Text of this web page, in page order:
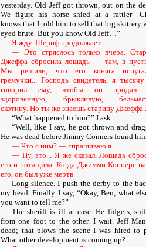
yesterday. Old Jeff got thrown, out on the
We figure his horse shied at a
knows that I told him to sell that big skittery
eyed brute. But you know Old Jeff…”
Я жду. Шериф продолжает:
— Это стряслось только вчера.
Джеффа сбросила лошадь — там, в
Мы решили, что его коняга
гремучки... Господь свидетель, я
говорил ему, чтобы он продал
здоровенную, брыкливую,
скотину. Но ты же знаешь старину
“What happened to him?” I ask.
“Well, like I say, he got thrown and
He was dead before Jimmy Conners found
— Что с ним? — спрашиваю я.
— Ну, это... Я же сказал. Лошадь
его и потащила. Когда Джимми Коннерс
его, он был уже мертв.
Long silence. I push the derby to the
my head. Finally I say, “Okay, Ben, what
you want to tell me?”
The sheriff is ill at ease. He fidgets,
from one foot to the other. I wait. Jeff
dead; that blows the scene I was hired to
What other development is coming up?